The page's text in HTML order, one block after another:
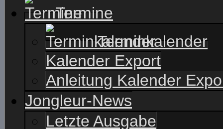
Termine
Terminkalender
Kalender Export
Anleitung Kalender
Jongleur-News
Letzte Ausgabe